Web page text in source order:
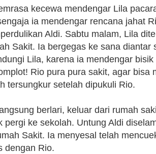
kecewa mendengar Lila
ia mendengar rencana jahat
Aldi. Sabtu malam, Lila
Sakit. Ia bergegas ke sana diantar
Lila, karena ia mendengar
Rio pura pura sakit, agar bisa
tersungkur setelah dipukuli Rio.
berlari, keluar dari rumah
pergi ke sekolah. Untung Aldi
Sakit. Ia menyesal telah
dengan Rio.